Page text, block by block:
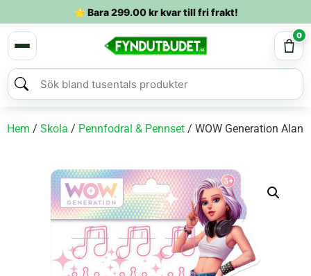
⭐ Bara299.00krkvar till fri frakt!
0
Hem / Skola / Pennfodral & Pennset / WOW Generation